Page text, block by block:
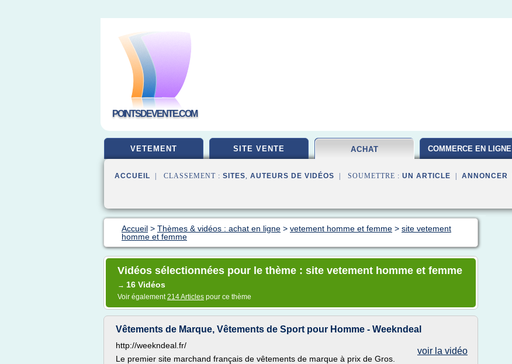
POINTSDEVENTE.COM
VETEMENT SITE VENTE ACHAT COMMERCE EN LIGNE
ACCUEIL | CLASSEMENT : SITES, AUTEURS DE VIDÉOS | SOUMETTRE : UN ARTICLE ANNONCER
Accueil > Thèmes & vidéos : achat en ligne > vetement homme et femme > site vetement
homme et femme
Vidéos sélectionnées pour le thème : site vetement homme et femme
→ 16 Vidéos
Voir également214 Articles pour ce thème
Vêtements de Marque, Vêtements de Sport pour Homme - Weekndeal
voir la vidéo
http://weekndeal.fr/
Le premier site marchand français de vêtements de marque à prix de Gros.